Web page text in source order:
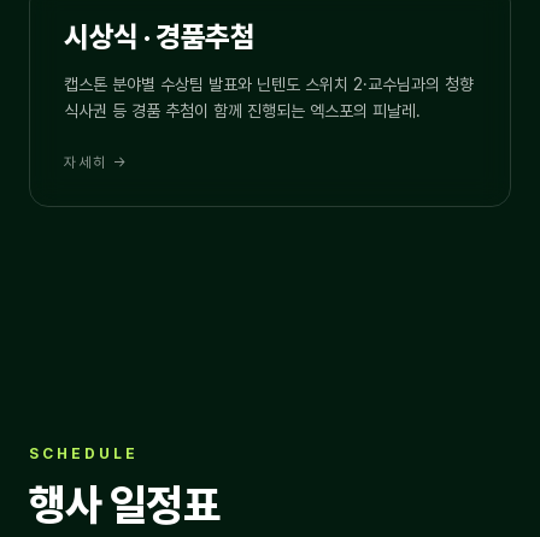
시상식 · 경품추첨
캡스톤 분야별 수상팀 발표와 닌텐도 스위치 2·교수님과의 청향
식사권 등 경품 추첨이 함께 진행되는 엑스포의 피날레.
자세히 →
SCHEDULE
행사 일정표